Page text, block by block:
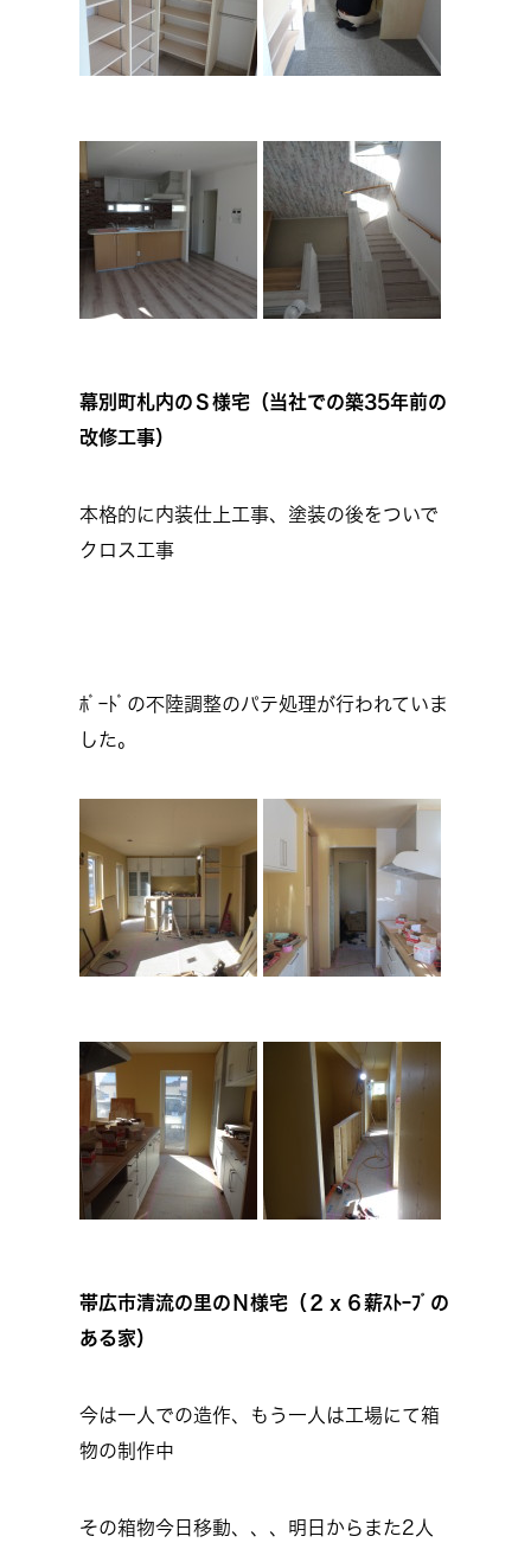
幕別町札内のＳ様宅（当社での築35年前の
改修工事）
本格的に内装仕上工事、塗装の後をついで
クロス工事
ﾎﾞｰﾄﾞの不陸調整のパテ処理が行われていま
した。
帯広市清流の里のＮ様宅（２ｘ６薪ｽﾄｰﾌﾞの
ある家）
今は一人での造作、もう一人は工場にて箱
物の制作中
その箱物今日移動、、、明日からまた2人